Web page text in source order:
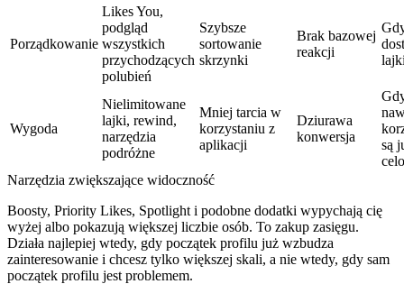
Porządkowanie
Likes You,
podgląd
wszystkich
przychodzących
polubień
Szybsze
sortowanie
skrzynki
Brak bazowej
reakcji
Wygoda
Nielimitowane
lajki, rewind,
narzędzia
podróżne
Mniej tarcia w
korzystaniu z
aplikacji
Dziurawa
konwersja
są
Narzędzia zwiększające widoczność
Boosty, Priority Likes, Spotlight i podobne dodatki wypychają cię
wyżej albo pokazują większej liczbie osób. To zakup zasięgu.
Działa najlepiej wtedy, gdy początek profilu już wzbudza
zainteresowanie i chcesz tylko większej skali, a nie wtedy, gdy sam
początek profilu jest problemem.